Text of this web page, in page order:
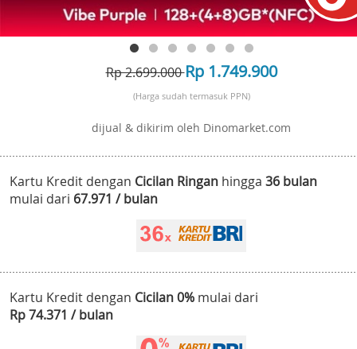
Rp 2.699.000Rp 1.749.900
(Harga sudah termasuk PPN)
dijual & dikirim oleh Dinomarket.com
Kartu Kredit dengan Cicilan Ringan hingga 36 bulan
mulai dari 67.971 / bulan
Kartu Kredit dengan Cicilan 0% mulai dari
Rp 74.371 / bulan